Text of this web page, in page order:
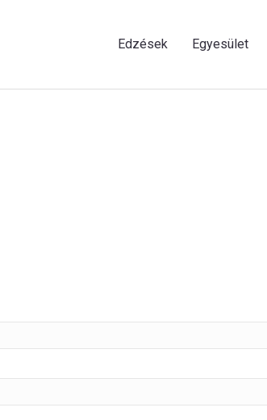
Edzések Egyesület